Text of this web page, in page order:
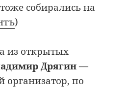
собирались на
)
из открытых
Дрягин—
организатор, по